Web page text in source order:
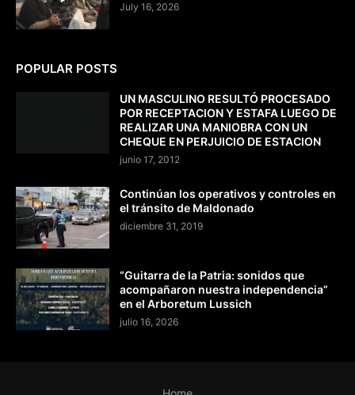
July 16, 2026
POPULAR POSTS
UN MASCULINO RESULTÓ PROCESADO
POR RECEPTACION Y ESTAFA LUEGO DE
REALIZAR UNA MANIOBRA CON UN
CHEQUE EN PERJUICIO DE ESTACION
junio 17, 2012
Continúan los operativos y controles en
el tránsito de Maldonado
diciembre 31, 2019
“Guitarra de la Patria: sonidos que
acompañaron nuestra independencia”
en el Arboretum Lussich
julio 16, 2026